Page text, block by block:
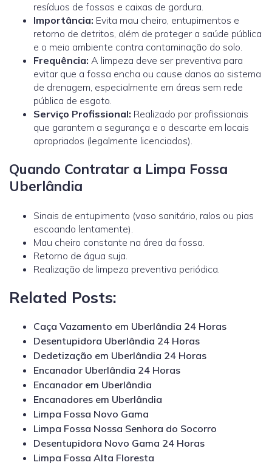
resíduos de fossas e caixas de gordura.
Importância: Evita mau cheiro, entupimentos e
retorno de detritos, além de proteger a saúde pública
e o meio ambiente contra contaminação do solo.
Frequência: A limpeza deve ser preventiva para
evitar que a fossa encha ou cause danos ao sistema
de drenagem, especialmente em áreas sem rede
pública de esgoto.
Serviço Profissional: Realizado por profissionais
que garantem a segurança e o descarte em locais
apropriados (legalmente licenciados).
Quando Contratar a Limpa Fossa
Uberlândia
Sinais de entupimento (vaso sanitário, ralos ou pias
escoando lentamente).
Mau cheiro constante na área da fossa.
Retorno de água suja.
Realização de limpeza preventiva periódica.
Related Posts:
Caça Vazamento em Uberlândia 24 Horas
Desentupidora Uberlândia 24 Horas
Dedetização em Uberlândia 24 Horas
Encanador Uberlândia 24 Horas
Encanador em Uberlândia
Encanadores em Uberlândia
Limpa Fossa Novo Gama
Limpa Fossa Nossa Senhora do Socorro
Desentupidora Novo Gama 24 Horas
Limpa Fossa Alta Floresta